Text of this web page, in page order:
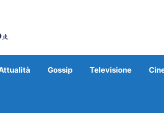
Gossip Televisione